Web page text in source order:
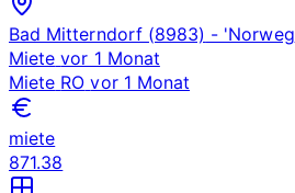
Bad Mitterndorf (8983) - 'Norweg
Miete vor 1 Monat
Miete RO vor 1 Monat
miete
871.38